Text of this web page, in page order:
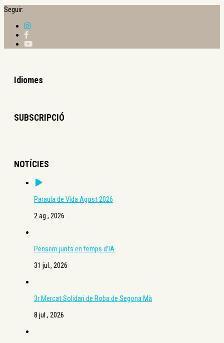
Seguir:
Idiomes
SUBSCRIPCIÓ
NOTÍCIES
Paraula de Vida Agost 2026
2 ag., 2026
Pensem junts en temps d’IA
31 jul., 2026
3r Mercat Solidari de Roba de Segona Mà
8 jul., 2026